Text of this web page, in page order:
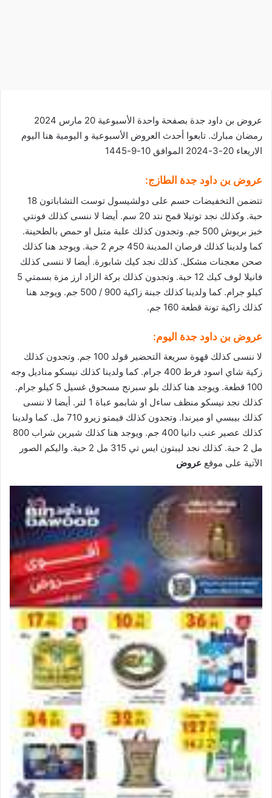
عروض بن داود جدة بصفحة واحدة الأسبوعية 20 مارس 2024
رمضان مبارك. تابعوا أحدث العروض الأسبوعية و اليومية هنا اليوم
الاريعاء 20-3-2024 الموافق 10-9-1445
عروض بن داود جدة الطازج:
تتضمن التخفيضات حسم على دولشيسول توست التشاباتون 18
حبة. وكذلك نجد توتيلا قمح نتد 20 سم. أيضا لا ننسى كذلك فونتي
خبز بريوش 500 جم. وتجدون كذلك علبة متبل او حمص بالطحينة.
كما ولدينا كذلك قرصان المدينة 450 جرم 2 حبة. ويوجد هنا كذلك
صحن معجنات مشكل. كذلك نجد كيك شابورة. أيضا لا ننسى كذلك
فانيلا لوف كيك 12 حبة. وتجدون كذلك بركة الزاد ارز مزة بسمتي 5
كيلو جرام. كما ولدينا كذلك جبنة زاكية 900 / 500 جم. ويوجد هنا
كذلك زاكية تونة قطعة 160 جم.
عروض بن داود جدة اليوم:
لا ننسى كذلك قهوة سريعة التحضير قولد 100 جم. وتجدون كذلك
زكية شاي اسود فرط 400 جرام. كما ولدينا كذلك نيسكو مناديل وجه
100 قطعة. ويوجد هنا كذلك بلو سبرنج مسحوق غسيل 5 كيلو جرام.
كذلك نجد نيسكو منظف ساءل او شابمو عباة 1 لتر. أيضا لا ننسى
كذلك بيبسي او ميرندا. وتجدون كذلك فيمتو زيرو 710 مل. كما ولدينا
كذلك عصير عنب دانيا 400 جم. ويوجد هنا كذلك شيرين شراب 800
مل 2 حبة. كذلك نجد ليبتون ايس تي 315 مل 2 حبة. واليكم الصور
الآتية على موقع عروض